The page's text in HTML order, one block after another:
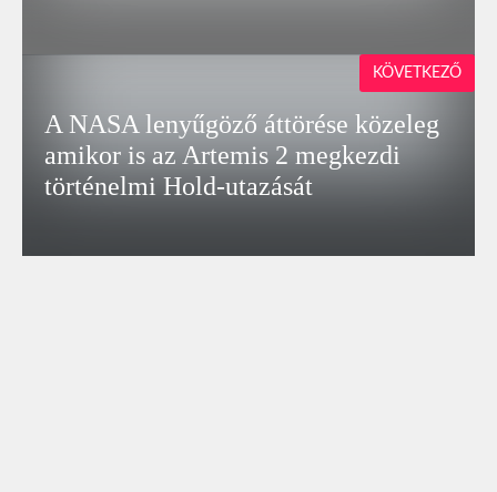
A NASA lenyűgöző áttörése közeleg
amikor is az Artemis 2 megkezdi
történelmi Hold-utazását
KÖVETKEZŐ